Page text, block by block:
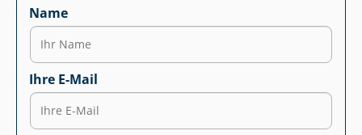
Name
Ihre E-Mail